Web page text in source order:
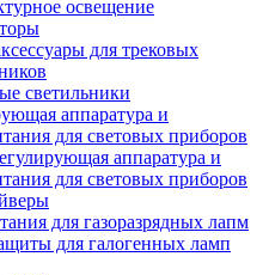
освещение
для трековых
светильники
аппаратура и
для световых приборов
аппаратура и
для световых приборов
для газоразрядных лапм
для галогенных ламп